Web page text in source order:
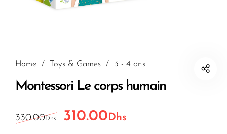
Home / Toys & Games / 3 - 4 ans
Montessori Le corps humain
330.00Dhs Le prix initial était : 330.00Dhs.
310.00 Dhs